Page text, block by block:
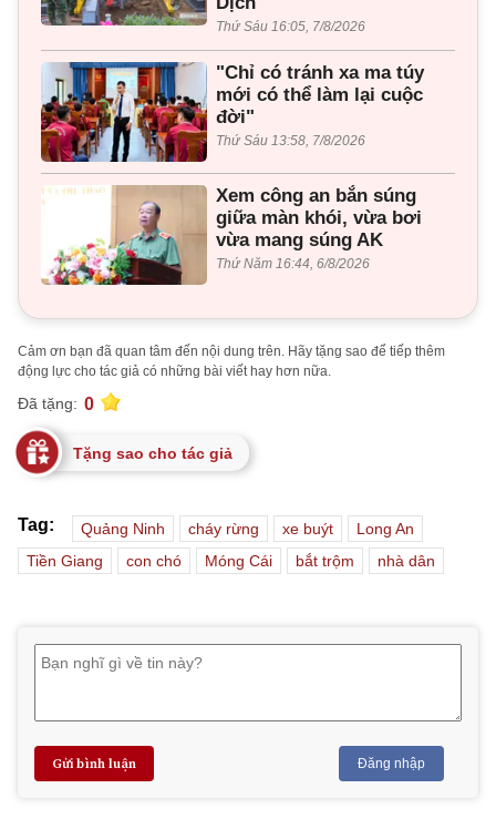
Thứ Sáu 16:05, 7/8/2026
"Chỉ có tránh xa ma túy
mới có thể làm lại cuộc
đời"
Thứ Sáu 13:58, 7/8/2026
Xem công an bắn súng
giữa màn khói, vừa bơi
vừa mang súng AK
Thứ Năm 16:44, 6/8/2026
Cảm ơn bạn đã quan tâm đến nội dung trên. Hãy tặng sao để tiếp thêm
động lực cho tác giả có những bài viết hay hơn nữa.
Đã tặng: 0
Tặng sao cho tác giả
Tag: Quảng Ninh cháy rừng xe buýt
Long An
Tiền Giang
con chó Móng Cái bắt trộm nhà dân
Gửi bình luận Đăng nhập